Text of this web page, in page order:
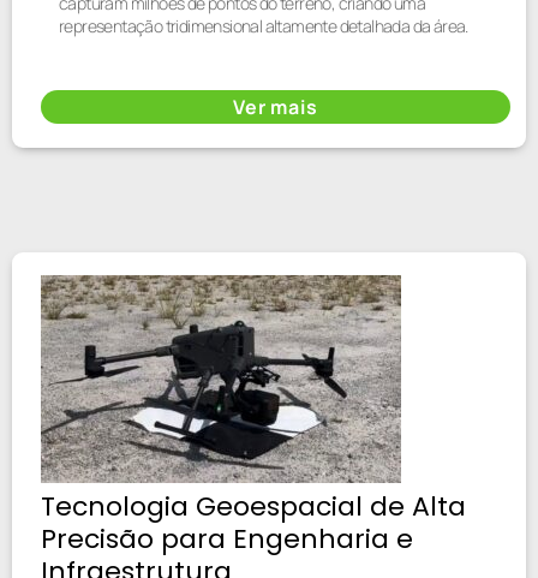
representação tridimensional altamente detalhada da área.
Ver mais
Tecnologia Geoespacial de Alta
Precisão para Engenharia e